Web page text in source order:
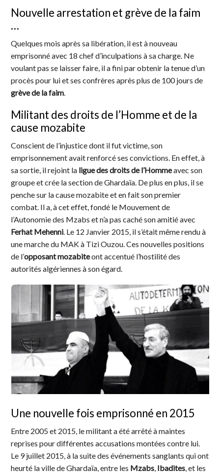
Nouvelle arrestation et grève de la faim
…
Quelques mois après sa libération, il est à nouveau
emprisonné avec 18 chef d’inculpations à sa charge. Ne
voulant pas se laisser faire, il a fini par obtenir la tenue d’un
procès pour lui et ses confrères après plus de 100 jours de
grève de la faim.
Militant des droits de l’Homme et de la
cause mozabite
Conscient de l’injustice dont il fut victime, son
emprisonnement avait renforcé ses convictions. En effet, à
sa sortie, il rejoint la ligue des droits de l’Hommeavec son
groupe et crée la section de Ghardaïa. De plus en plus, il se
penche sur la cause mozabite et en fait son premier
combat. Il a, à cet effet, fondé le Mouvement de
l’Autonomie des Mzabs et n’a pas caché son amitié avec
Ferhat Mehenni. Le 12 Janvier 2015, il s’était même rendu à
une marche du MAK à Tizi Ouzou. Ces nouvelles positions
de l’opposant mozabiteont accentué l’hostilité des
autorités algériennes à son égard.
Une nouvelle fois emprisonné en 2015
Entre 2005 et 2015, le militant a été arrêté à maintes
reprises pour différentes accusations montées contre lui.
Le 9 juillet 2015, à la suite des événements sanglants qui ont
heurté la ville de Ghardaïa, entre les Mzabs Ibadites , et les